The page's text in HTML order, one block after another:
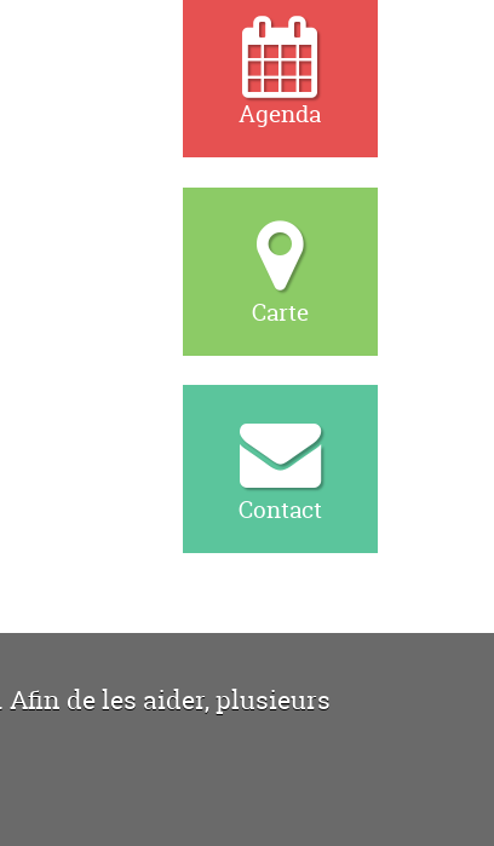
Agenda
Carte
Contact
Afin de les aider, plusieurs